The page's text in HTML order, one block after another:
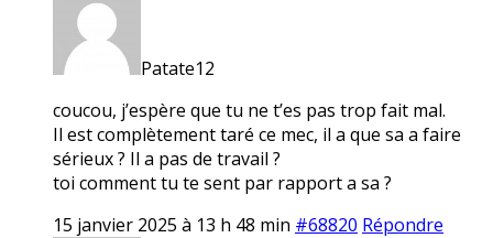
Patate12
coucou, j’espère que tu ne t’es pas trop fait mal.
Il est complètement taré ce mec, il a que sa a faire
sérieux ? Il a pas de travail ?
toi comment tu te sent par rapport a sa ?
15 janvier 2025 à 13 h 48 min #68820 Répondre